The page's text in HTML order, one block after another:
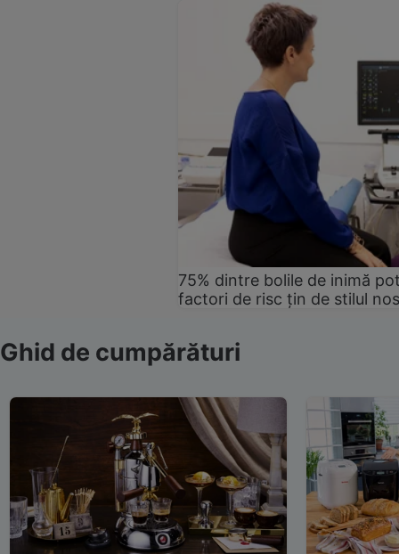
75% dintre bolile de inimă
factori de risc țin de stilul
Ghid de cumpărături